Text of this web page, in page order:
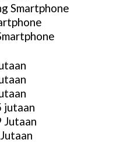
Smartphone
jutaan
Jutaan